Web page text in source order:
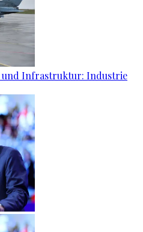
und Infrastruktur: Industrie